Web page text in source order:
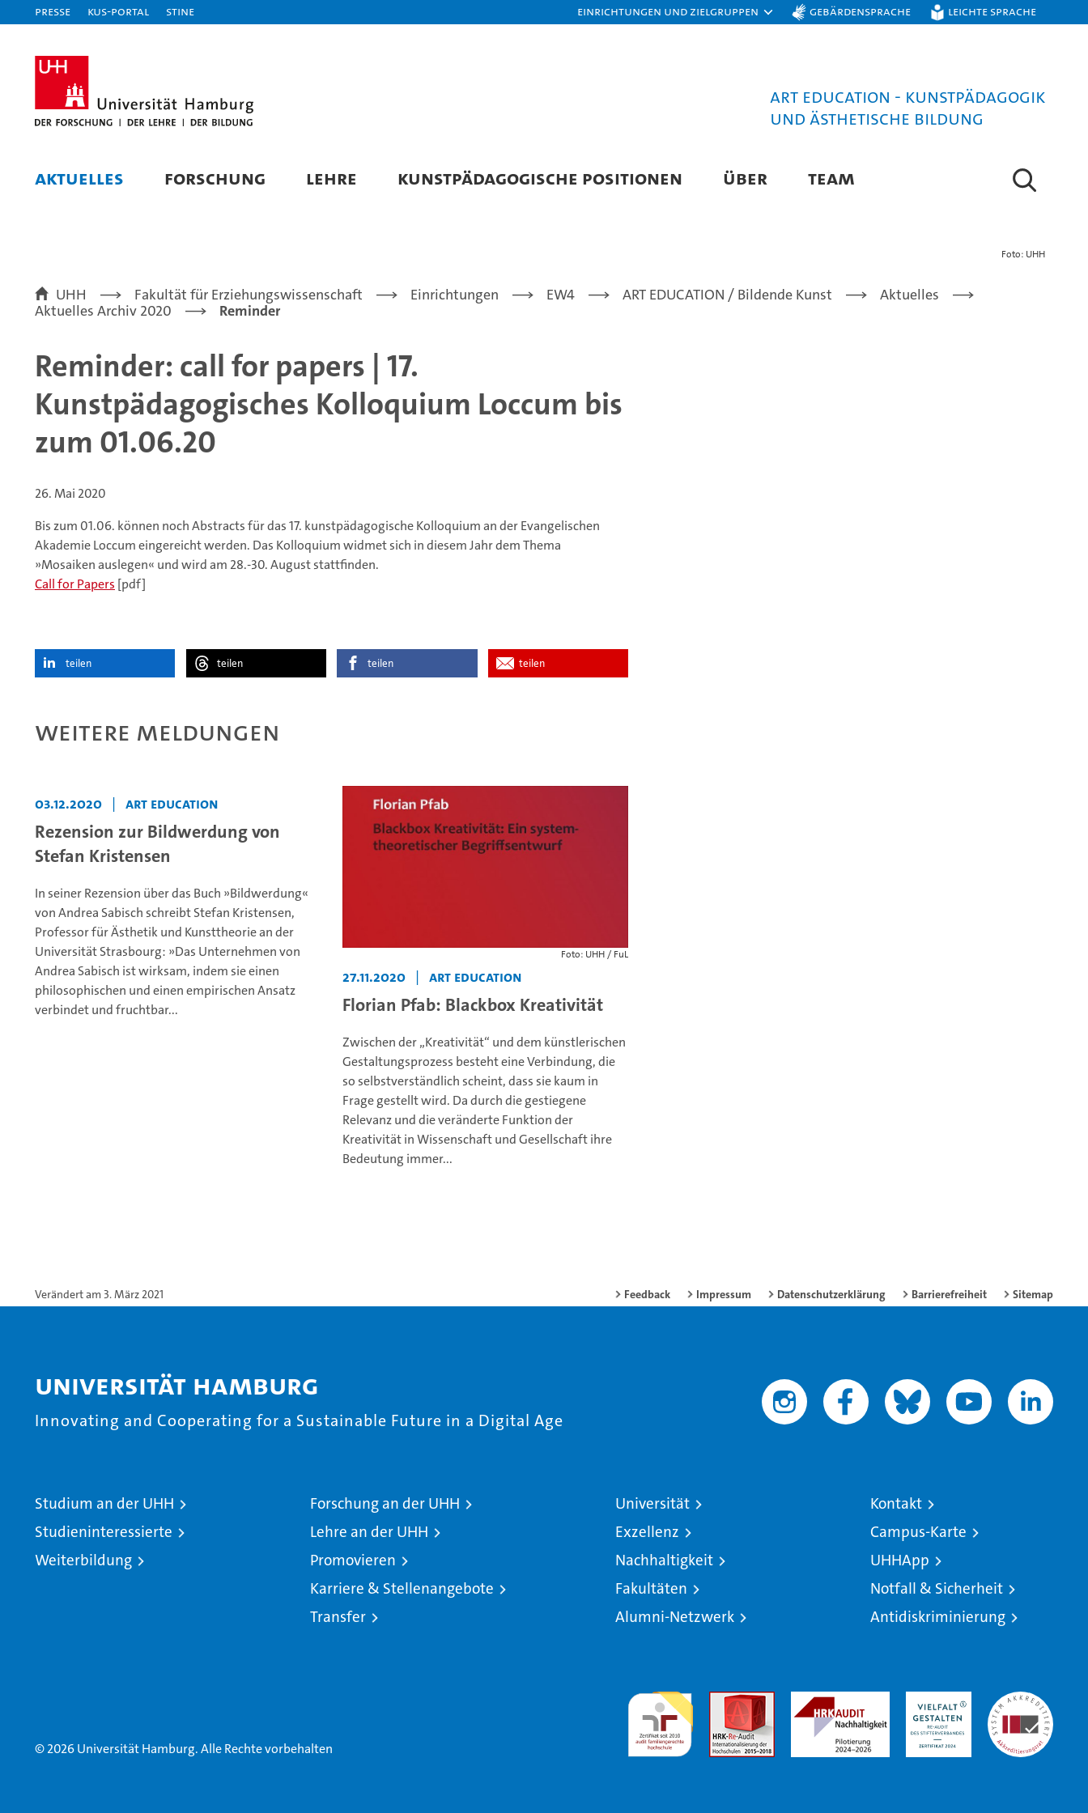
Presse KUS-Portal STiNE Einrichtungen und Zielgruppen Gebärdensprache Leichte Sprache
ART EDUCATION - KUNSTPÄDAGOGIK
UND ÄSTHETISCHE BILDUNG
AKTUELLES FORSCHUNG LEHRE KUNSTPÄDAGOGISCHE POSITIONEN ÜBER TEAM
Foto: UHH
UHH Fakultät für Erziehungswissenschaft Einrichtungen EW4 ART EDUCATION / Bildende Kunst
Aktuelles
Aktuelles Archiv 2020
Reminder
Reminder: call for papers | 17.
Kunstpädagogisches Kolloquium Loccum bis
zum 01.06.20
26. Mai 2020
Bis zum 01.06. können noch Abstracts für das 17. kunstpädagogische Kolloquium an der Evangelischen
Akademie Loccum eingereicht werden. Das Kolloquium widmet sich in diesem Jahr dem Thema
»Mosaiken auslegen« und wird am 28.-30. August stattfinden.
Call for Papers [pdf]
teilen teilen teilen teilen
Weitere Meldungen
03.12.2020 | ART EDUCATION
Rezension zur Bildwerdung von
Stefan Kristensen
In seiner Rezension über das Buch »Bildwerdung«
von Andrea Sabisch schreibt Stefan Kristensen,
Professor für Ästhetik und Kunsttheorie an der
Universität Strasbourg: »Das Unternehmen von
Andrea Sabisch ist wirksam, indem sie einen
philosophischen und einen empirischen Ansatz
verbindet und fruchtbar...
Foto: UHH / FuL
27.11.2020 | ART EDUCATION
Florian Pfab: Blackbox Kreativität
Zwischen der „Kreativität“ und dem künstlerischen
Gestaltungsprozess besteht eine Verbindung, die
so selbstverständlich scheint, dass sie kaum in
Frage gestellt wird. Da durch die gestiegene
Relevanz und die veränderte Funktion der
Kreativität in Wissenschaft und Gesellschaft ihre
Bedeutung immer...
Verändert am 3. März 2021 Feedback Impressum Datenschutzerklärung Barrierefreiheit Sitemap
Universität Hamburg
Innovating and Cooperating for a Sustainable Future in a Digital Age
Studium an der UHH
Studieninteressierte
Weiterbildung
Forschung an der UHH
Lehre an der UHH
Promovieren
Karriere & Stellenangebote
Transfer
Universität
Exzellenz
Nachhaltigkeit
Fakultäten
Alumni-Netzwerk
Kontakt
Campus-Karte
UHHApp
Notfall & Sicherheit
Antidiskriminierung
© 2026 Universität Hamburg. Alle Rechte vorbehalten